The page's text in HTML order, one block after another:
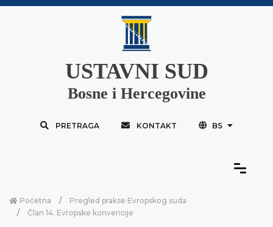
USTAVNI SUD
Bosne i Hercegovine
PRETRAGA KONTAKT BS
Početna
Pregled prakse Evropskog suda
Član 14. Evropske konvencije